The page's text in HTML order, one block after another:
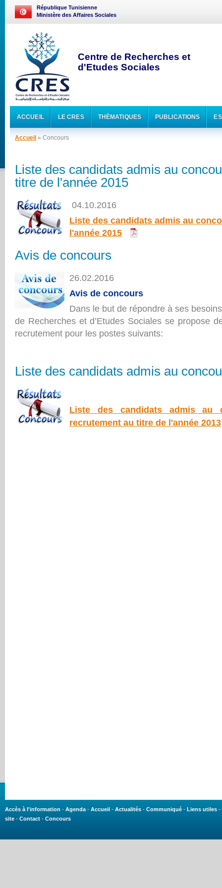
République Tunisienne
Ministère des Affaires Sociales
Centre de Recherches et
d'Etudes Sociales
ACCUEIL LE CRES THÉMATIQUES PUBLICATIONS
Accueil » Concours
Liste des candidats admis au
titre de l'année 2015
04.10.2016
Liste des candidats admis au
l'année 2015
Avis de concours
26.02.2016
Avis de concours
Dans le but de répondre à ses
de Recherches et d’Etudes Sociales se propose
recrutement pour les postes suivants:
Liste des candidats admis au
Liste des candidats admis au
recrutement au titre de l'année 2013
Accès à l'information - Agenda - Accueil - Actualités - Communiqué - Liens utiles -
site - Contact - Concours